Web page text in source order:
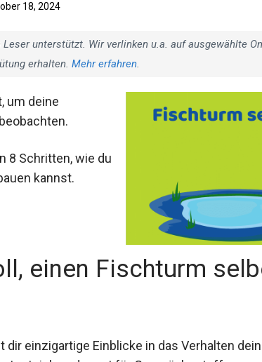
18, 2024
unterstützt. Wir verlinken u.a. auf ausgewählte
erhalten. Mehr erfahren.
um deine
8 Schritten, wie du
kannst.
einen Fischturm
dir einzigartige Einblicke in das Verhalten